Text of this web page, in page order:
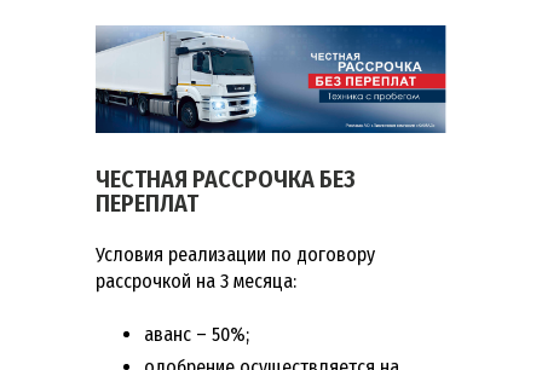
ЧЕСТНАЯ РАССРОЧКА БЕЗ
ПЕРЕПЛАТ
Условия реализации по договору
рассрочкой на 3 месяца:
аванс – 50%;